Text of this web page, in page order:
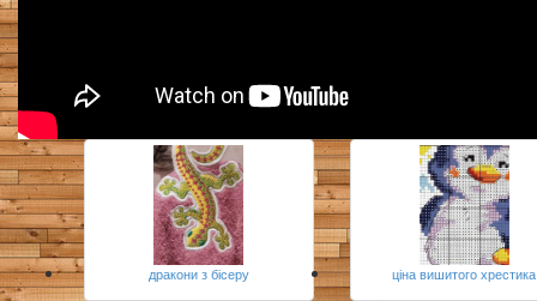
дракони з бісеру ціна вишитого хрестика